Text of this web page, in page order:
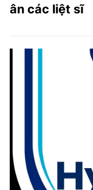
ân các liệt sĩ